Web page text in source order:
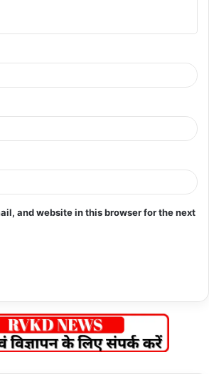
and website in this browser for the next